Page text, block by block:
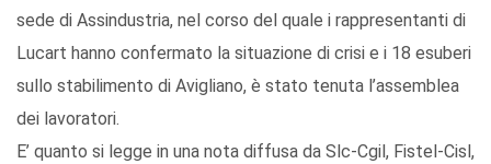
sede di Assindustria, nel corso del quale i rappresentanti di
Lucart hanno confermato la situazione di crisi e i 18 esuberi
sullo stabilimento di Avigliano, è stato tenuta l’assemblea
dei lavoratori.
E’ quanto si legge in una nota diffusa da Slc-Cgil, Fistel-Cisl,